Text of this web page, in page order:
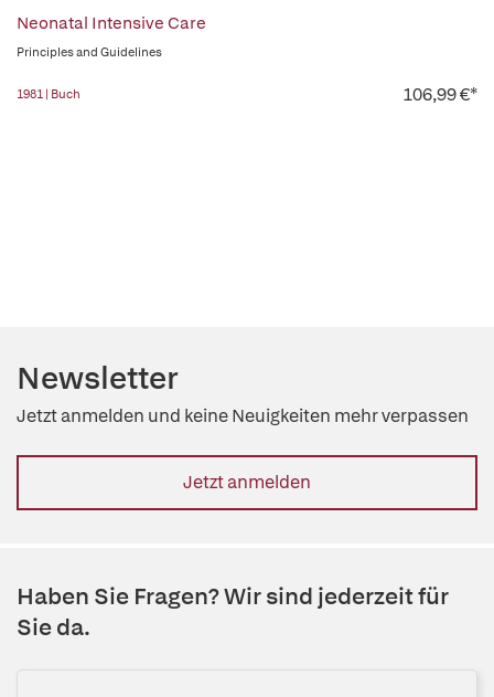
Neonatal Intensive Care
Principles and Guidelines
1981 | Buch 106,99 €*
Newsletter
Jetzt anmelden und keine Neuigkeiten mehr verpassen
Jetzt anmelden
Haben Sie Fragen? Wir sind jederzeit für
Sie da.